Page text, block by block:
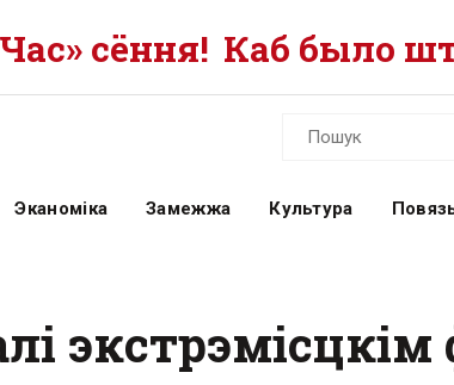
сёння! Каб было
Эканоміка Замежжа Культура